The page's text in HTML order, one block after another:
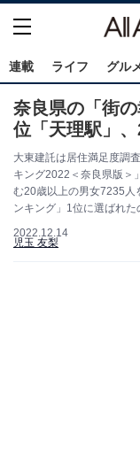
連載 ライフ グル
奈良県の「街
位「天理駅」
大東建託は居住満足度調
キング2022＜奈良県版＞
む20歳以上の男女7235人
ンキング」1位に選ばれた
2022.12.14
児玉 友梨